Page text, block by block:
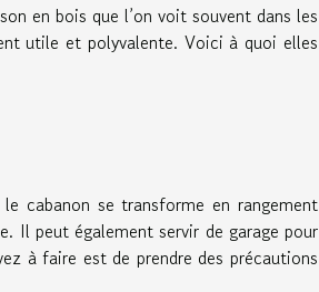
en bois que l’on voit souvent dans les
utile et polyvalente. Voici à quoi elles
cabanon se transforme en rangement
Il peut également servir de garage pour
à faire est de prendre des précautions